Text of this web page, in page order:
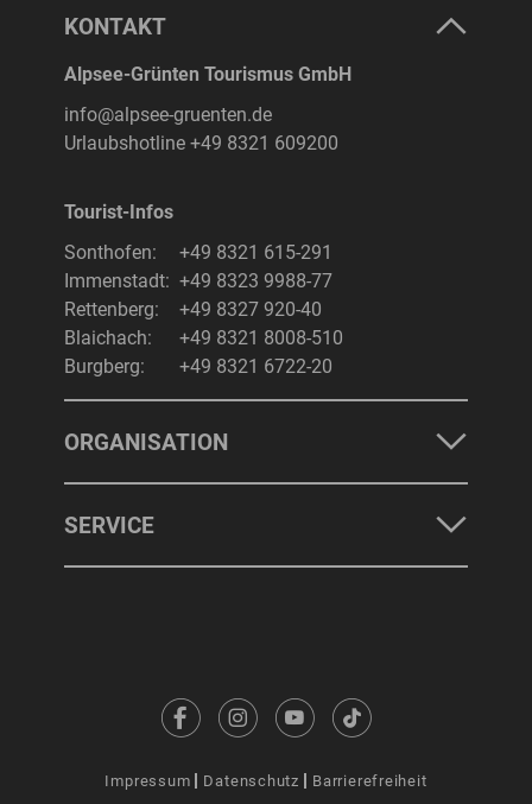
KONTAKT
Alpsee-Grünten Tourismus GmbH
info@alpsee-gruenten.de
Urlaubshotline +49 8321 609200
Tourist-Infos
Sonthofen:
+49 8321 615-291
Immenstadt: +49 8323 9988-77
Rettenberg:
+49 8327 920-40
Blaichach:
+49 8321 8008-510
Burgberg:
+49 8321 6722-20
ORGANISATION
SERVICE
Impressum Datenschutz Barrierefreiheit